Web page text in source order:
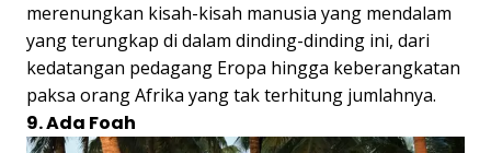
merenungkan kisah-kisah manusia yang mendalam
yang terungkap di dalam dinding-dinding ini, dari
kedatangan pedagang Eropa hingga keberangkatan
paksa orang Afrika yang tak terhitung jumlahnya.
9. Ada Foah